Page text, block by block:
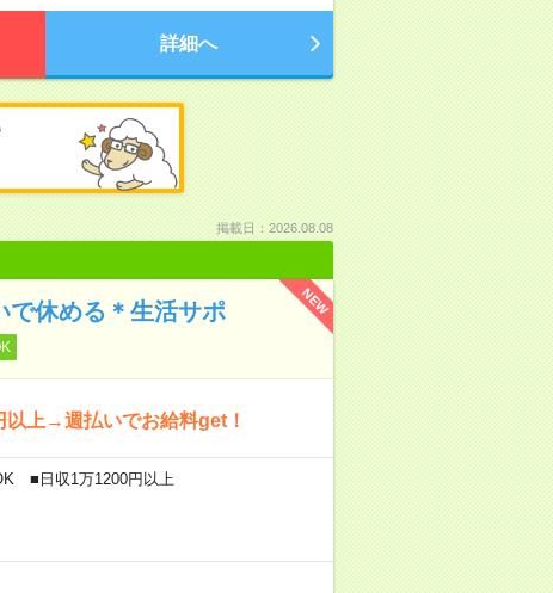
詳細へ
掲載日：2026.08.08
NEW
で休める＊生活サポ
以上→週払いでお給料get！
■日収1万1200円以上